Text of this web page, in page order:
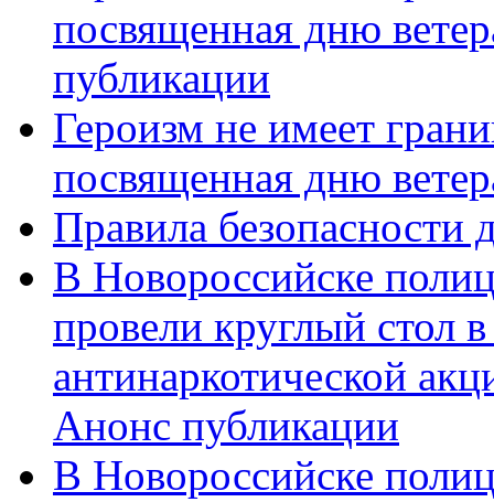
посвященная дню
публикации
Героизм не имеет
посвященная дню
Правила безопасности
В Новороссийске
провели круглый стол
антинаркотической
Анонс публикации
В Новороссийске